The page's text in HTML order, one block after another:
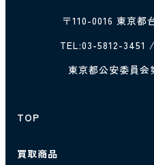
〒110-0016 東京都
TEL:03-5812-3451
東京都公安委員会
TOP
買取商品